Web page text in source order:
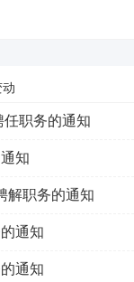
职务的通知
知
解职务的通知
通知
通知